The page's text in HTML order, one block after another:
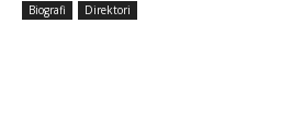
Biografi Direktori